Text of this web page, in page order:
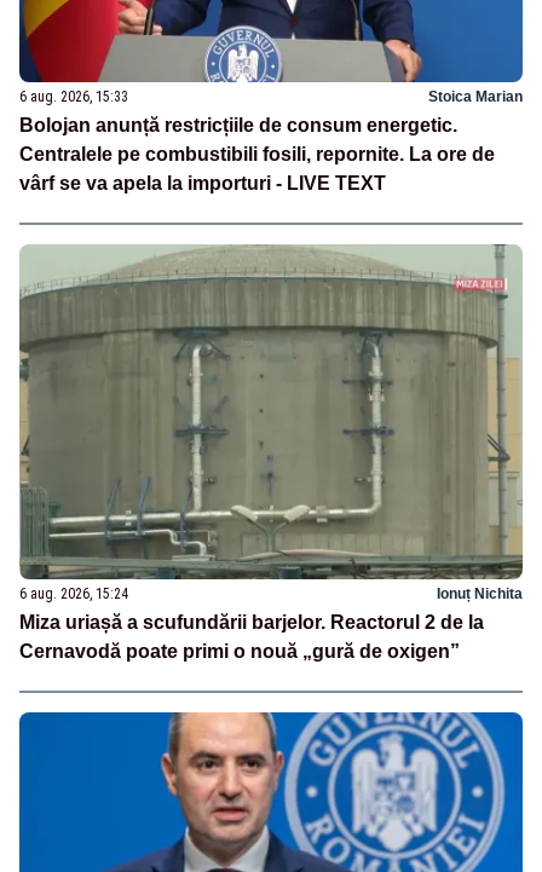
6 aug. 2026, 15:33 Stoica Marian
Bolojan anunță restricțiile de consum energetic.
Centralele pe combustibili fosili, repornite. La ore de
vârf se va apela la importuri - LIVE TEXT
6 aug. 2026, 15:24 Ionuț Nichita
Miza uriașă a scufundării barjelor. Reactorul 2 de la
Cernavodă poate primi o nouă „gură de oxigen”